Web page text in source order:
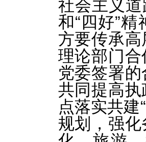
社会主义
和“四好”
方要传承
理论部门
党委签署
共同提高
点落实共建
规划，强